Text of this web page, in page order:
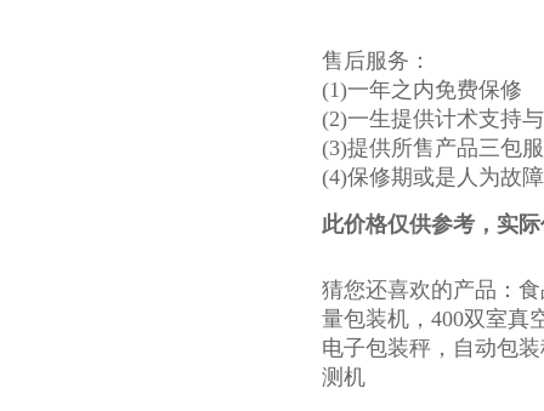
售后服务：
(1)一年之内免费保修
(2)一生提供计术支持
(3)提供所售产品三包
(4)保修期或是人为故
此价格仅供参考，实
猜您还喜欢的产品：
量包装机，400双室真
电子包装秤，自动包
测机